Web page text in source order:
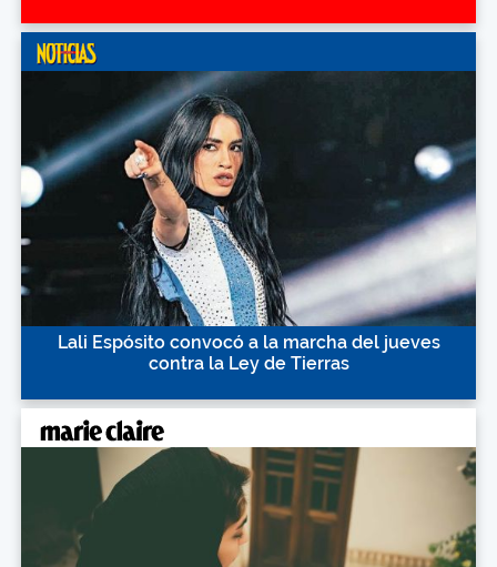
Lali Espósito convocó a la marcha del jueves
contra la Ley de Tierras